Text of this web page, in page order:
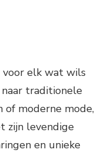
voor elk wat wils
traditionele
of moderne mode,
zijn levendige
en unieke